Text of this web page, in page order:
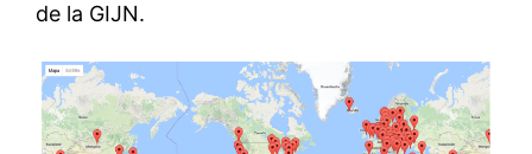
de la GIJN.